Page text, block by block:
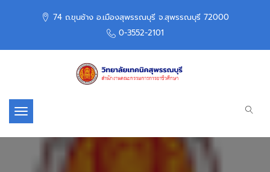
74 ถ.ขุนช้าง อ.เมืองสุพรรณบุรี จ.สุพรรณบุรี 72000
0-3552-2101
Toggle navigation